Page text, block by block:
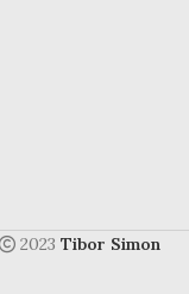
2023 Tibor Simon